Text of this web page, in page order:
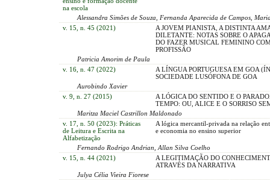
na escola
Alessandra Simões de Souza, Fernanda Aparecida de Campos,
v. 15, n. 45 (2021)
A JOVEM PIANISTA, A DISTINTA
DILETANTE: NOTAS SOBRE O
DO FAZER MUSICAL FEMININO
PROFISSÃO
Patricia Amorim de Paula
v. 16, n. 47 (2022)
A LÍNGUA PORTUGUESA EM GOA
SOCIEDADE LUSÓFONA DE GOA
Aurobindo Xavier
v. 9, n. 27 (2015)
A LÓGICA DO SENTIDO E O
TEMPO: OU, ALICE E O SORRISO
Maritza Maciel Castrillon Maldonado
v. 17, n. 50 (2023): Práticas
de Leitura e Escrita na
Alfabetização
A lógica mercantil-privada na relação
e economia no ensino superior
Fernando Rodrigo Andrian, Allan Silva Coelho
v. 15, n. 44 (2021)
A LEGITIMAÇÃO DO
ATRAVÉS DA NARRATIVA
Julya Célia Vieira Fiorese